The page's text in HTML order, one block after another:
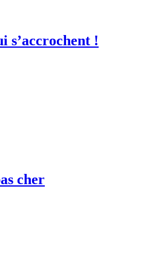
s’accrochent !
cher